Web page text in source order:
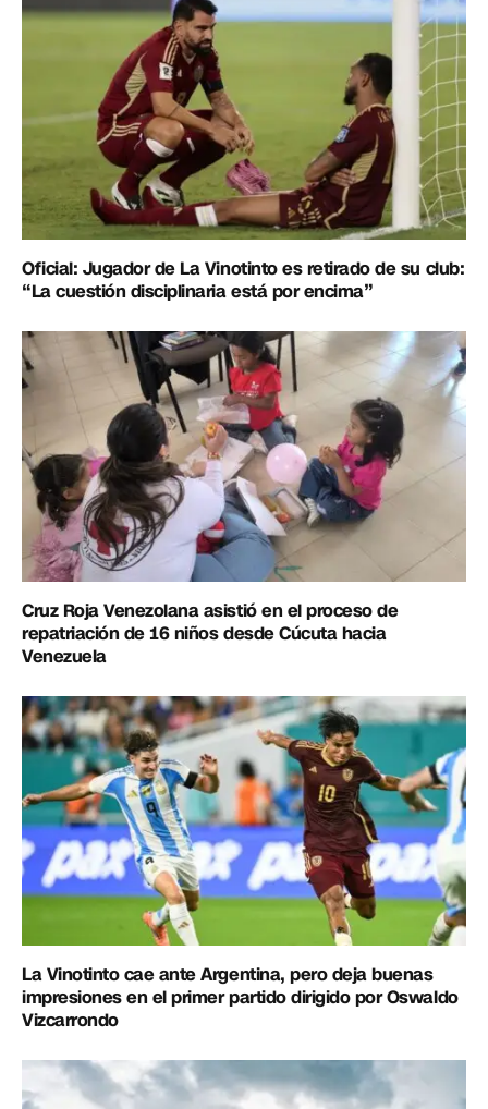
Oficial: Jugador de La Vinotinto es retirado de su club:
“La cuestión disciplinaria está por encima”
Cruz Roja Venezolana asistió en el proceso de
repatriación de 16 niños desde Cúcuta hacia
Venezuela
La Vinotinto cae ante Argentina, pero deja buenas
impresiones en el primer partido dirigido por Oswaldo
Vizcarrondo